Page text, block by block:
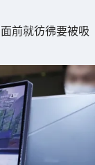
前就彷彿要被吸